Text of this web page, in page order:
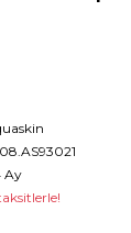
Ay